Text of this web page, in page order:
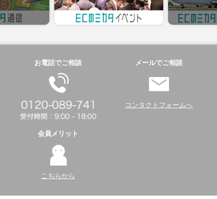
お電話でご相談 メールでご相談
コンタクトフォームへ
会員メリット
こちらから